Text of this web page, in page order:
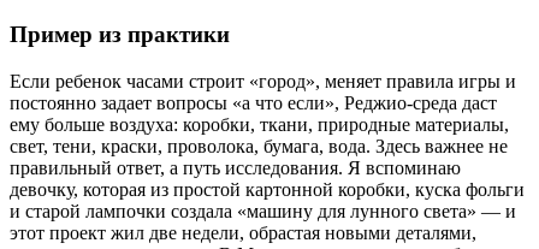
Пример из практики
Если ребенок часами строит «город», меняет правила игры и
постоянно задает вопросы «а что если», Реджио-среда даст
ему больше воздуха: коробки, ткани, природные материалы,
свет, тени, краски, проволока, бумага, вода. Здесь важнее не
правильный ответ, а путь исследования. Я вспоминаю
девочку, которая из простой картонной коробки, куска фольги
и старой лампочки создала «машину для лунного света» — и
этот проект жил две недели, обрастая новыми деталями,